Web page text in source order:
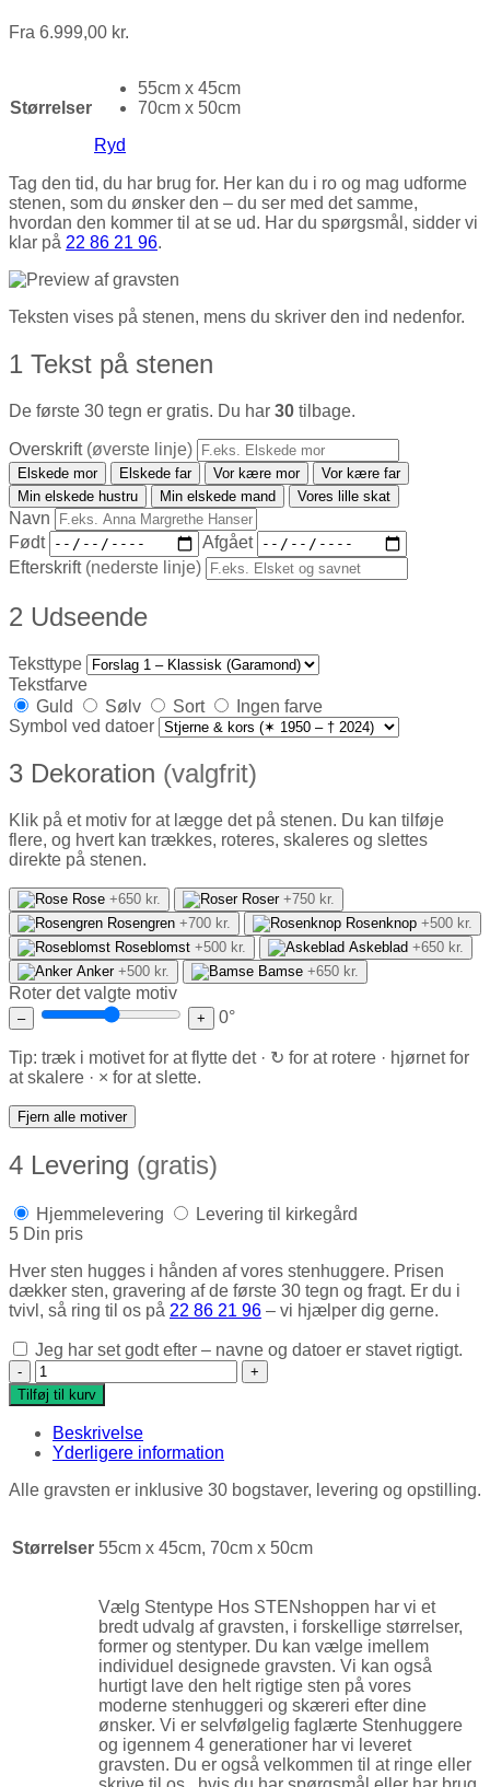
Fra 6.999,00 kr.
Størrelser
55cm x 45cm
70cm x 50cm
Ryd
Tag den tid, du har brug for. Her kan du i ro og mag udforme
stenen, som du ønsker den – du ser med det samme,
hvordan den kommer til at se ud. Har du spørgsmål, sidder vi
klar på 22 86 21 96.
Teksten vises på stenen, mens du skriver den ind nedenfor.
1 Tekst på stenen
De første 30 tegn er gratis. Du har 30 tilbage.
Overskrift (øverste linje)
Elskede mor Elskede far Vor kære mor
Vor kære far
Min elskede hustru
Min elskede mand Vores lille skat
Navn
Født
Afgået
Efterskrift (nederste linje)
2 Udseende
Teksttype
Tekstfarve
Guld
Sølv Sort
Ingen farve
Symbol ved datoer
3 Dekoration (valgfrit)
Klik på et motiv for at lægge det på stenen. Du kan tilføje
flere, og hvert kan trækkes, roteres, skaleres og slettes
direkte på stenen.
Rose +650 kr. Roser +750 kr.
Rosengren +700 kr. Rosenknop +500 kr.
Roseblomst +500 kr. Askeblad +650 kr.
Anker +500 kr. Bamse +650 kr.
Roter det valgte motiv
– + 0°
Tip: træk i motivet for at flytte det · ↻ for at rotere · hjørnet for
at skalere · × for at slette.
Fjern alle motiver
4 Levering (gratis)
Hjemmelevering
Levering til kirkegård
5 Din pris
Hver sten hugges i hånden af vores stenhuggere. Prisen
dækker sten, gravering af de første 30 tegn og fragt. Er du i
tvivl, så ring til os på 22 86 21 96 – vi hjælper dig gerne.
Jeg har set godt efter – navne og datoer er stavet rigtigt.
Natursten med indslibning Indian Black antal
Tilføj til kurv
Beskrivelse
Yderligere information
Alle gravsten er inklusive 30 bogstaver, levering og opstilling.
Størrelser 55cm x 45cm, 70cm x 50cm
Vælg Stentype Hos STENshoppen har vi et
bredt udvalg af gravsten, i forskellige størrelser,
former og stentyper. Du kan vælge imellem
individuel designede gravsten. Vi kan også
hurtigt lave den helt rigtige sten på vores
moderne stenhuggeri og skæreri efter dine
ønsker. Vi er selvfølgelig faglærte Stenhuggere
og igennem 4 generationer har vi leveret
gravsten. Du er også velkommen til at ringe eller